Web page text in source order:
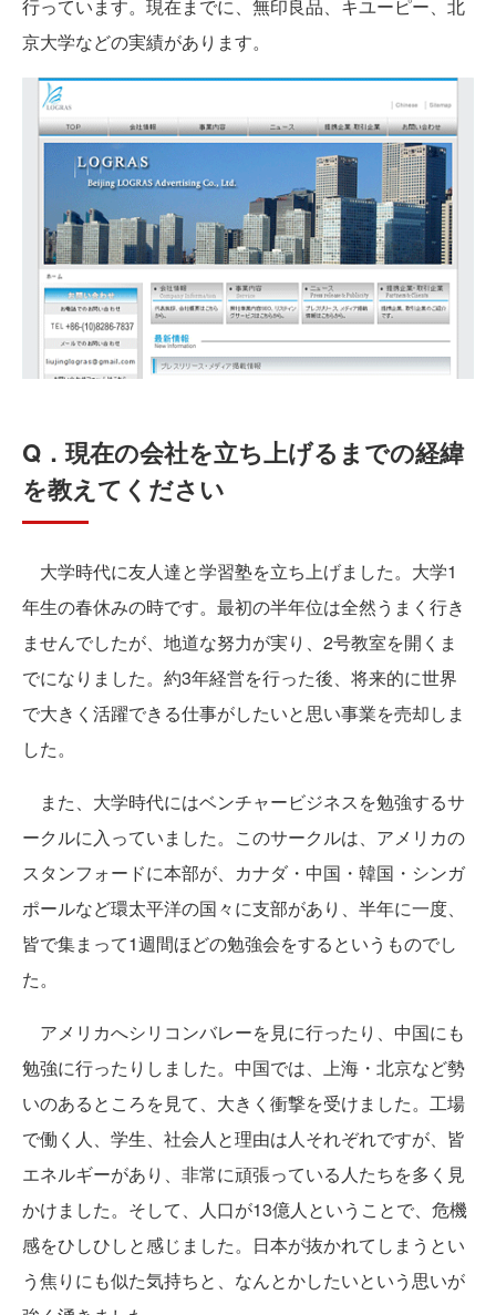
行っています。現在までに、無印良品、キユーピー、北
京大学などの実績があります。
Q．現在の会社を立ち上げるまでの経緯
を教えてください
大学時代に友人達と学習塾を立ち上げました。大学1
年生の春休みの時です。最初の半年位は全然うまく行き
ませんでしたが、地道な努力が実り、2号教室を開くま
でになりました。約3年経営を行った後、将来的に世界
で大きく活躍できる仕事がしたいと思い事業を売却しま
した。
また、大学時代にはベンチャービジネスを勉強するサ
ークルに入っていました。このサークルは、アメリカの
スタンフォードに本部が、カナダ・中国・韓国・シンガ
ポールなど環太平洋の国々に支部があり、半年に一度、
皆で集まって1週間ほどの勉強会をするというものでし
た。
アメリカへシリコンバレーを見に行ったり、中国にも
勉強に行ったりしました。中国では、上海・北京など勢
いのあるところを見て、大きく衝撃を受けました。工場
で働く人、学生、社会人と理由は人それぞれですが、皆
エネルギーがあり、非常に頑張っている人たちを多く見
かけました。そして、人口が13億人ということで、危機
感をひしひしと感じました。日本が抜かれてしまうとい
う焦りにも似た気持ちと、なんとかしたいという思いが